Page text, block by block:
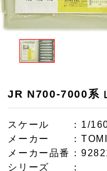
JR N700-7000系
スケール
：1/
メーカー
：
メーカー品番
：
シリーズ
：